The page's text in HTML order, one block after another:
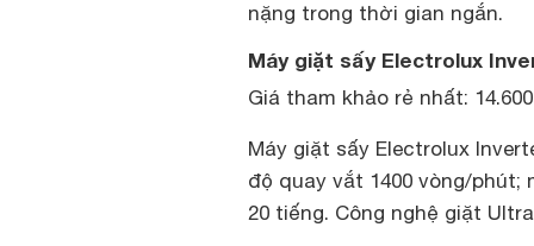
nặng trong thời gian ngắn.
Máy giặt sấy Electrolux
Giá tham khảo rẻ nhất:
Máy giặt sấy Electrolux
độ quay vắt 1400 vòng/
20 tiếng. Công nghệ giặt